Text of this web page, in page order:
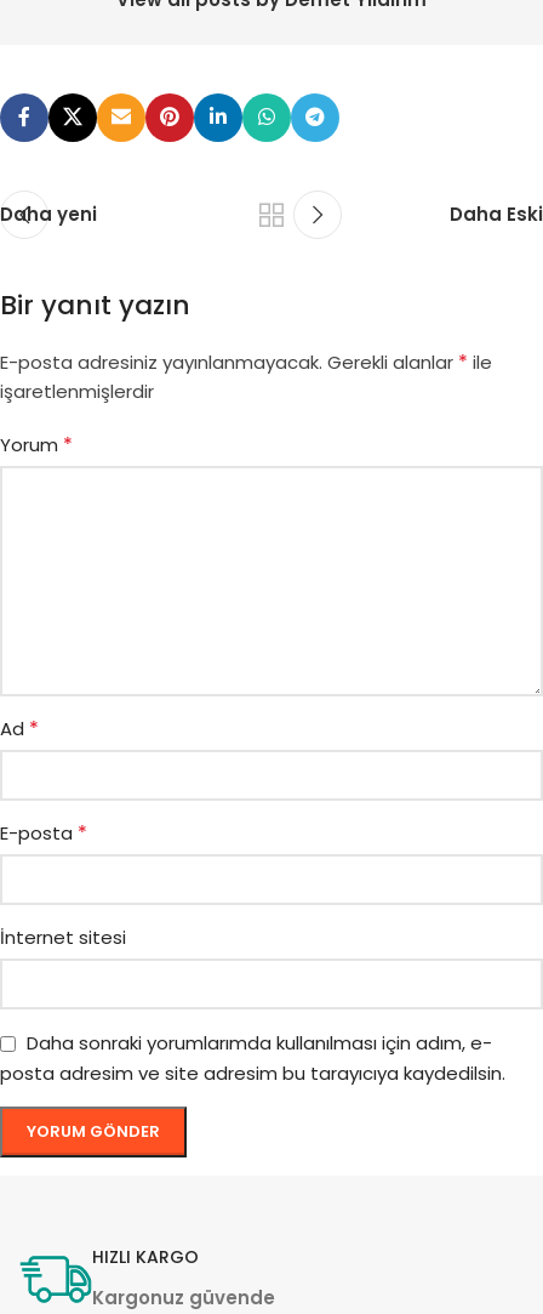
Daha yeni Daha Eski
Bir yanıt yazın
E-posta adresiniz yayınlanmayacak. Gerekli alanlar * ile
işaretlenmişlerdir
Yorum *
Ad *
E-posta *
İnternet sitesi
Daha sonraki yorumlarımda kullanılması için adım, e-
posta adresim ve site adresim bu tarayıcıya kaydedilsin.
HIZLI KARGO
Kargonuz güvende